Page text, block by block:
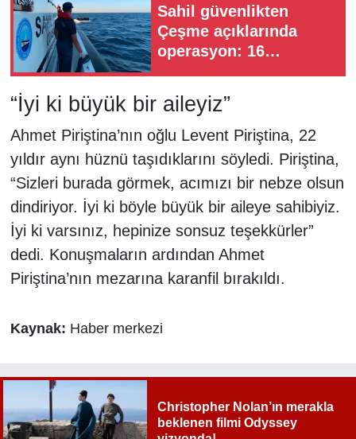
Sahil güvenlikten
Çeşme açıklarında
operasyon: 16
“İyi ki büyük bir aileyiz”
Ahmet Piriştina’nın oğlu Levent Piriştina, 22
yıldır aynı hüznü taşıdıklarını söyledi. Piriştina,
“Sizleri burada görmek, acımızı bir nebze olsun
dindiriyor. İyi ki böyle büyük bir aileye sahibiyiz.
İyi ki varsınız, hepinize sonsuz teşekkürler”
dedi. Konuşmaların ardından Ahmet
Piriştina’nın mezarına karanfil bırakıldı.
Kaynak: Haber merkezi
Christopher Nolan’ın merakla
beklenen filmi Odyssey